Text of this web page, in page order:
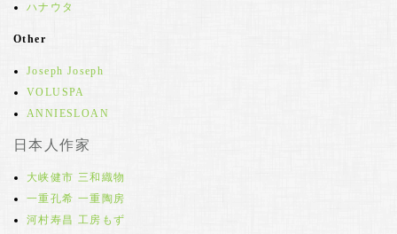
ハナウタ
Other
Joseph Joseph
VOLUSPA
ANNIESLOAN
日本人作家
大峡健市 三和織物
一重孔希 一重陶房
河村寿昌 工房もず